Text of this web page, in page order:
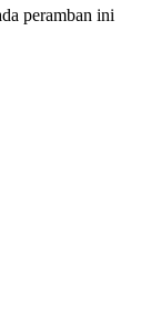
peramban ini